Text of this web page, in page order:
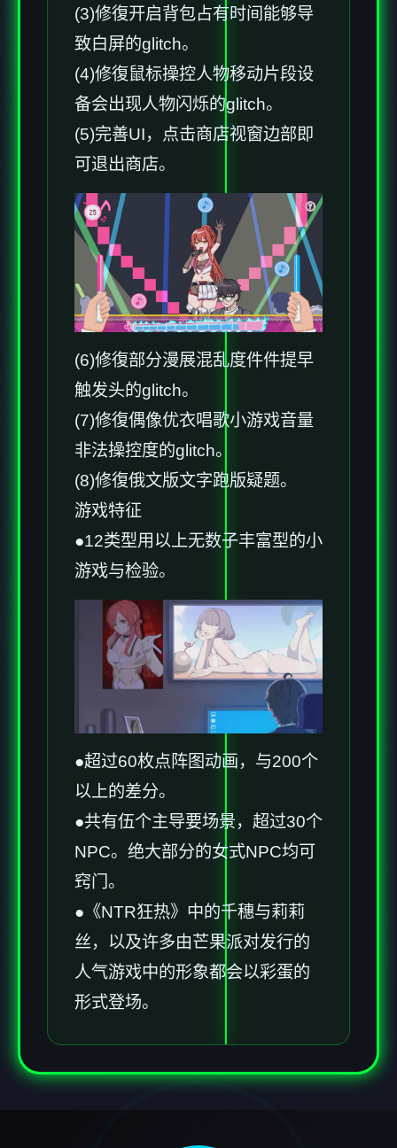
(3)修復开启背包占有时间能够导
致白屏的glitch。
(4)修復鼠标操控人物移动片段设
备会出现人物闪烁的glitch。
(5)完善UI，点击商店视窗边部即
可退出商店。
(6)修復部分漫展混乱度件件提早
触发头的glitch。
(7)修復偶像优衣唱歌小游戏音量
非法操控度的glitch。
(8)修復俄文版文字跑版疑题。
游戏特征
●12类型用以上无数子丰富型的小
游戏与检验。
●超过60枚点阵图动画，与200个
以上的差分。
●共有伍个主导要场景，超过30个
NPC。绝大部分的女式NPC均可
窍门。
●《NTR狂热》中的千穗与莉莉
丝，以及许多由芒果派对发行的
人气游戏中的形象都会以彩蛋的
形式登场。